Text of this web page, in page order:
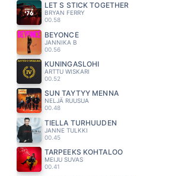
LET S STICK TOGETHER
BRYAN FERRY
00.58
BEYONCÉ
JANNIKA B
00.56
KUNINGASLOHI
ARTTU WISKARI
00.52
SUN TAYTYY MENNA
NELJÄ RUUSUA
00.48
TIELLA TURHUUDEN
JANNE TULKKI
00.45
TARPEEKS KOHTALOO
MEIJU SUVAS
00.41